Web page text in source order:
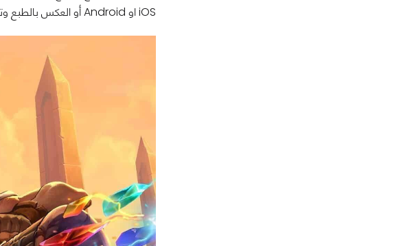
iOS او Android أو العكس بالطبع وتعتمد اللعبة على نظام التحديد الجغرافي لحسابات اللاعبين.